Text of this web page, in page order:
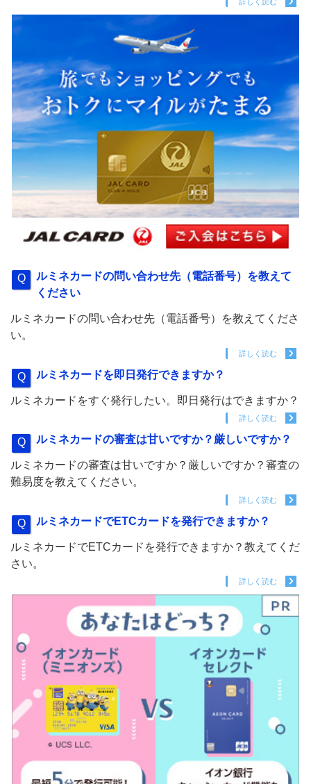
ルミネカードの問い合わせ先（電話番号）を教えて
ください
ルミネカードの問い合わせ先（電話番号）を教えてくださ
い。
詳しく読む
ルミネカードを即日発行できますか？
ルミネカードをすぐ発行したい。即日発行はできますか？
詳しく読む
ルミネカードの審査は甘いですか？厳しいですか？
ルミネカードの審査は甘いですか？厳しいですか？審査の
難易度を教えてください。
詳しく読む
ルミネカードでETCカードを発行できますか？
ルミネカードでETCカードを発行できますか？教えてくだ
さい。
詳しく読む